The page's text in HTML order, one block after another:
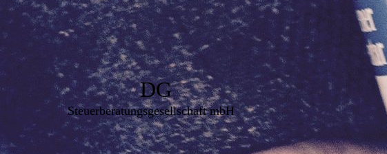
DG
Steuerberatungsgesellschaft mbH